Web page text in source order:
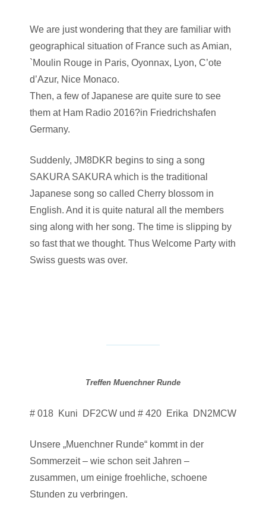
We are just wondering that they are familiar with
geographical situation of France such as Amian,
`Moulin Rouge in Paris, Oyonnax, Lyon, C’ote
d’Azur, Nice Monaco.
Then, a few of Japanese are quite sure to see
them at Ham Radio 2016?in Friedrichshafen
Germany.
Suddenly, JM8DKR begins to sing a song
SAKURA SAKURA which is the traditional
Japanese song so called Cherry blossom in
English. And it is quite natural all the members
sing along with her song. The time is slipping by
so fast that we thought. Thus Welcome Party with
Swiss guests was over.
Treffen Muenchner Runde
# 018 Kuni DF2CW und # 420 Erika DN2MCW
Unsere „Muenchner Runde“ kommt in der
Sommerzeit – wie schon seit Jahren –
zusammen, um einige froehliche, schoene
Stunden zu verbringen.